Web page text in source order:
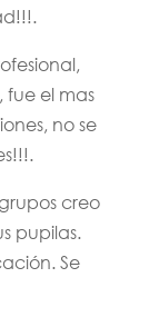
fue el mas
no se
creo
pupilas.
Se